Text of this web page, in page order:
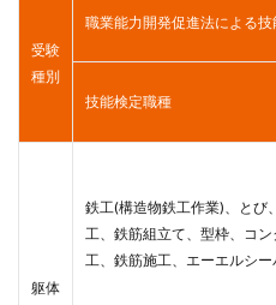
受験
種別
職業能力開発促進法による
技能検定職種
躯体
鉄工(構造物鉄工作業)、とび
工、鉄筋組立て、型枠、コ
工、鉄筋施工、エーエルシ